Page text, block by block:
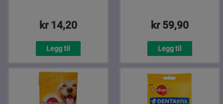
kr 14,20
Legg til
kr 59,90
Legg til